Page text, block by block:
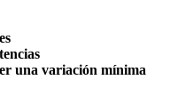
una variación mínima